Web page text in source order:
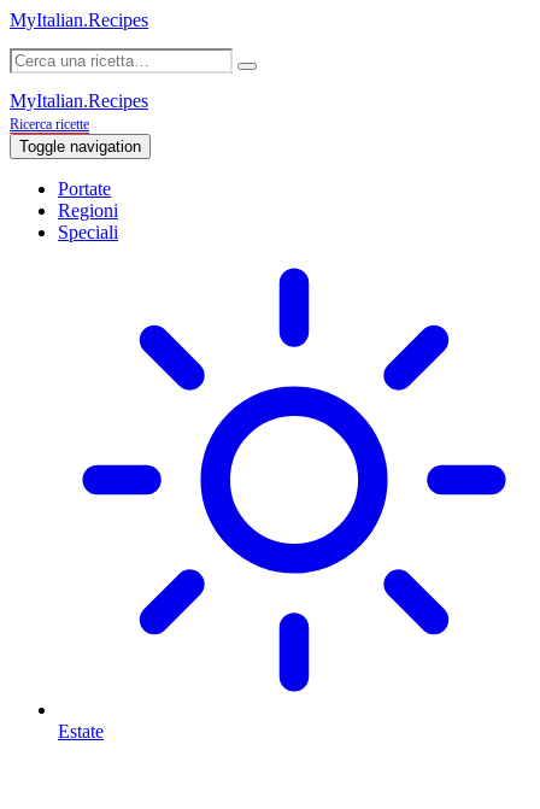
MyItalian.Recipes
MyItalian.Recipes
Ricerca ricette
Toggle navigation
Portate
Regioni
Speciali
Estate